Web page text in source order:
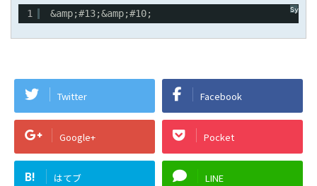
1 &amp;#13;&amp;#10;
Twitter Facebook
Google+ Pocket
B! はてブ LINE